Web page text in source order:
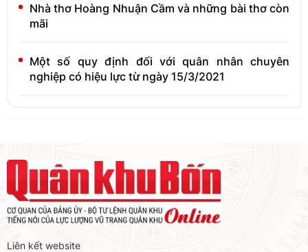
Nhà thơ Hoàng Nhuận Cầm và những bài thơ còn
mãi
Một số quy định đối với quân nhân chuyên
nghiệp có hiệu lực từ ngày 15/3/2021
Liên kết website